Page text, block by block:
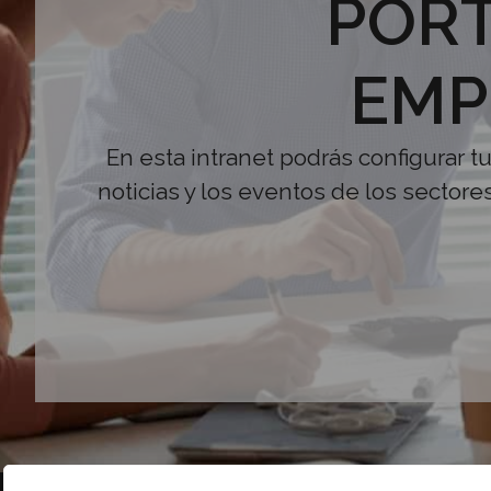
En esta intranet podrás configurar
noticias y los eventos de los